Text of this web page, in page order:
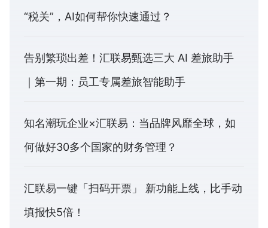
“税关”，AI如何帮你快速通过？
告别繁琐出差！汇联易甄选三大 AI 差旅助手
｜第一期：员工专属差旅智能助手
知名潮玩企业×汇联易：当品牌风靡全球，如
何做好30多个国家的财务管理？
汇联易一键「扫码开票」 新功能上线，比手动
填报快5倍！